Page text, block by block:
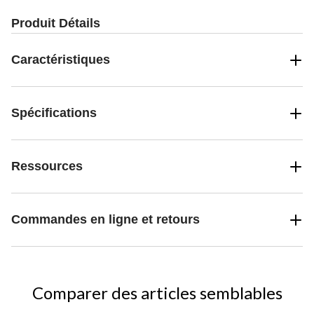
Produit Détails
Caractéristiques
Spécifications
Ressources
Commandes en ligne et retours
Comparer des articles semblables